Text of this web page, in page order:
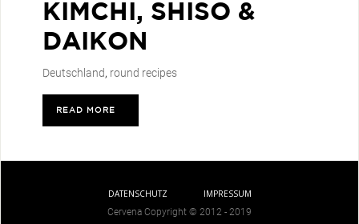
KIMCHI, SHISO &
DAIKON
Deutschland, round recipes
READ MORE
DATENSCHUTZ
IMPRESSUM
Cervena Copyright © 2012 - 2019